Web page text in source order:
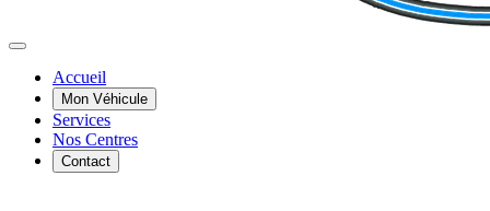
Accueil
Mon Véhicule
Services
Nos Centres
Contact